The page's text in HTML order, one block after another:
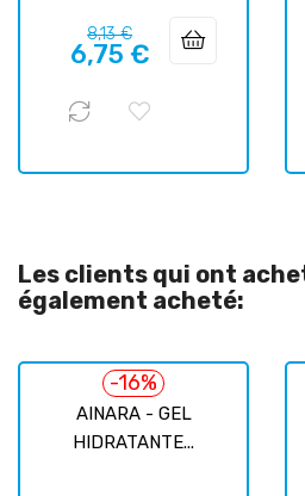
Prix
habituel
8,13 €Prix
6,75 €
Les clients qui ont
également acheté:
AINARA - GEL
HIDRATANTE...
-16%